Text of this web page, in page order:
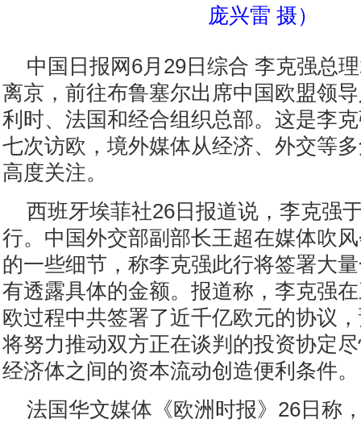
庞兴雷 摄）
中国日报网6月29日综合 李克强总
离京，前往布鲁塞尔出席中国欧盟领
利时、法国和经合组织总部。这是李
七次访欧，境外媒体从经济、外交等
高度关注。
西班牙埃菲社26日报道说，李克强
行。中国外交部副部长王超在媒体吹
的一些细节，称李克强此行将签署大
有透露具体的金额。报道称，李克强
欧过程中共签署了近千亿欧元的协议
将努力推动双方正在谈判的投资协定
经济体之间的资本流动创造便利条件。
法国华文媒体《欧洲时报》26日称